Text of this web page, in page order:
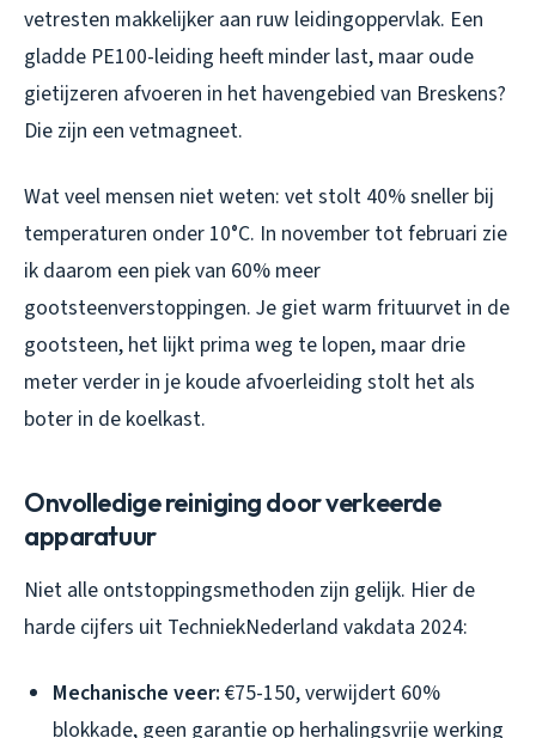
vetresten makkelijker aan ruw leidingoppervlak. Een
gladde PE100-leiding heeft minder last, maar oude
gietijzeren afvoeren in het havengebied van Breskens?
Die zijn een vetmagneet.
Wat veel mensen niet weten: vet stolt 40% sneller bij
temperaturen onder 10°C. In november tot februari zie
ik daarom een piek van 60% meer
gootsteenverstoppingen. Je giet warm frituurvet in de
gootsteen, het lijkt prima weg te lopen, maar drie
meter verder in je koude afvoerleiding stolt het als
boter in de koelkast.
Onvolledige reiniging door verkeerde
apparatuur
Niet alle ontstoppingsmethoden zijn gelijk. Hier de
harde cijfers uit TechniekNederland vakdata 2024:
Mechanische veer: €75-150, verwijdert 60%
blokkade, geen garantie op herhalingsvrije werking